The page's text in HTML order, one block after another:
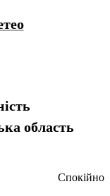
область
Спокійно